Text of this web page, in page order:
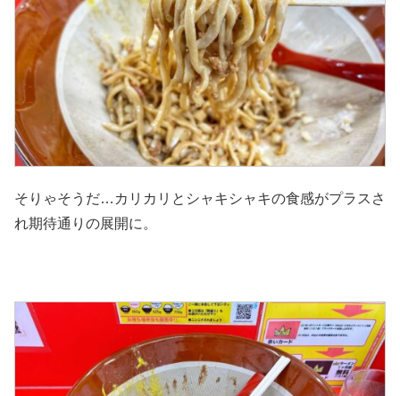
そりゃそうだ…カリカリとシャキシャキの食感がプラスさ
れ期待通りの展開に。